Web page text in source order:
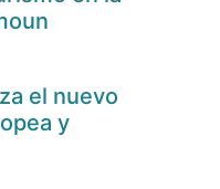
el nuevo
y